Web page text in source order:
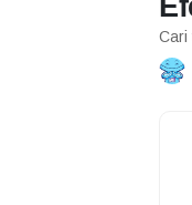
Cari